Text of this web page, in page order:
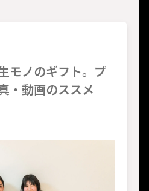
モノのギフト。プ
・動画のススメ